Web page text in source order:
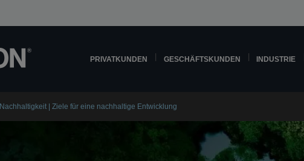
PRIVATKUNDEN GESCHÄFTSKUNDEN INDUSTRIE
Nachhaltigkeit | Ziele für eine nachhaltige Entwicklung